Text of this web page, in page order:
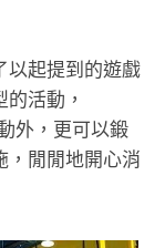
以起提到的遊戲
活動，
外，更可以鍛
，閒閒地開心消